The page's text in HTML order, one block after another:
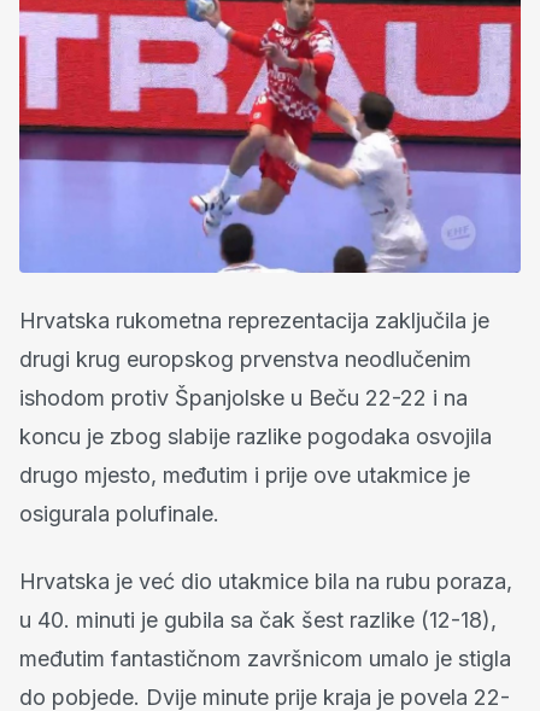
Hrvatska rukometna reprezentacija zaključila je
drugi krug europskog prvenstva neodlučenim
ishodom protiv Španjolske u Beču 22-22 i na
koncu je zbog slabije razlike pogodaka osvojila
drugo mjesto, međutim i prije ove utakmice je
osigurala polufinale.
Hrvatska je već dio utakmice bila na rubu poraza,
u 40. minuti je gubila sa čak šest razlike (12-18),
međutim fantastičnom završnicom umalo je stigla
do pobjede. Dvije minute prije kraja je povela 22-